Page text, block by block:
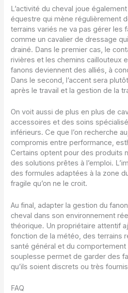
L’activité du cheval joue
équestre qui mène régulièrement
terrains variés ne va pas gérer les
comme un cavalier de dressage
drainé. Dans le premier cas, le
rivières et les chemins caillouteux
fanons deviennent des alliés, à
Dans le second, l’accent sera
après le travail et la gestion de la
On voit aussi de plus en plus de
accessoires et des soins
inférieurs. Ce que l’on recherche
compromis entre performance,
Certains optent pour des produits
des solutions prêtes à l’emploi.
des formules adaptées à la zone
fragile qu’on ne le croit.
Au final, adapter la gestion du
cheval dans son environnement
théorique. Un propriétaire attentif
fonction de la météo, des terrains
santé général et du comportement
souplesse permet de garder des
qu’ils soient discrets ou très
FAQ